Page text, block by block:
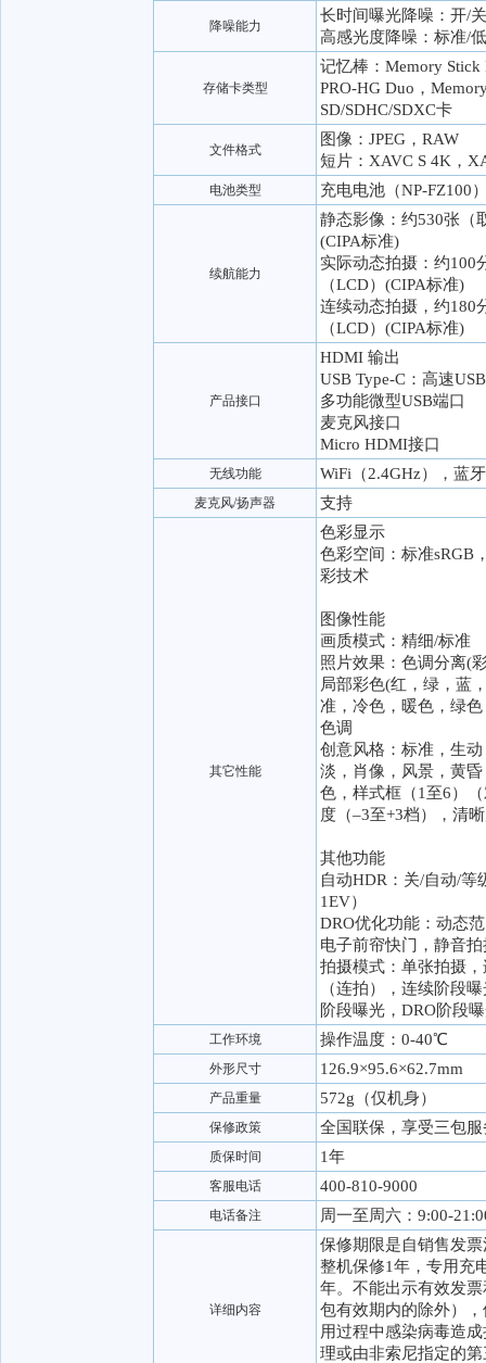
降噪能力
长时间曝光降噪：开/
高感光度降噪：标准/
存储卡类型
记忆棒：Memory Stick
PRO-HG Duo，
SD/SDHC/SDXC卡
文件格式
图像：JPEG，RAW
短片：XAVC S 4K，
电池类型 充电电池（NP-FZ100
续航能力
静态影像：约530张（
(CIPA标准)
实际动态拍摄：约100
（LCD）(CIPA标准)
连续动态拍摄，约180
（LCD）(CIPA标准)
产品接口
HDMI 输出
USB Type-C：高速
多功能微型USB端口
麦克风接口
Micro HDMI接口
无线功能 WiFi（2.4GHz），蓝
麦克风/扬声器 支持
其它性能
色彩显示
色彩空间：标准sRGB
彩技术
图像性能
画质模式：精细/标准
照片效果：色调分离(
局部彩色(红，绿，蓝
准，冷色，暖色，绿
色调
创意风格：标准，生
淡，肖像，风景，黄
色，样式框（1至6）
度（–3至+3档），清
其他功能
自动HDR：关/自动/等
1EV）
DRO优化功能：动态
电子前帘快门，静音拍
拍摄模式：单张拍摄
（连拍），连续阶段
阶段曝光，DRO阶段
工作环境 操作温度：0-40℃
外形尺寸 126.9×95.6×62.7mm
产品重量 572g（仅机身）
保修政策 全国联保，享受三包服
质保时间 1年
客服电话 400-810-9000
电话备注 周一至周六：9:00-
详细内容
保修期限是自销售发
整机保修1年，专用充
年。不能出示有效发
包有效期内的除外）
用过程中感染病毒造
理或由非索尼指定的